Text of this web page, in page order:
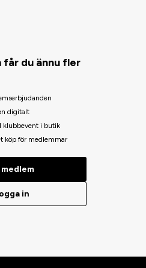
får du ännu fler
digitalt
klubbevent i butik
köp för medlemmar
medlem
in